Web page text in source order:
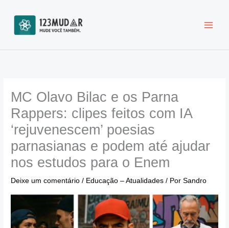
para
conteúdo
MC Olavo Bilac e os Parna
Rappers: clipes feitos com IA
‘rejuvenescem’ poesias
parnasianas e podem até ajudar
nos estudos para o Enem
Deixe um comentário / Educação – Atualidades / PorSandro